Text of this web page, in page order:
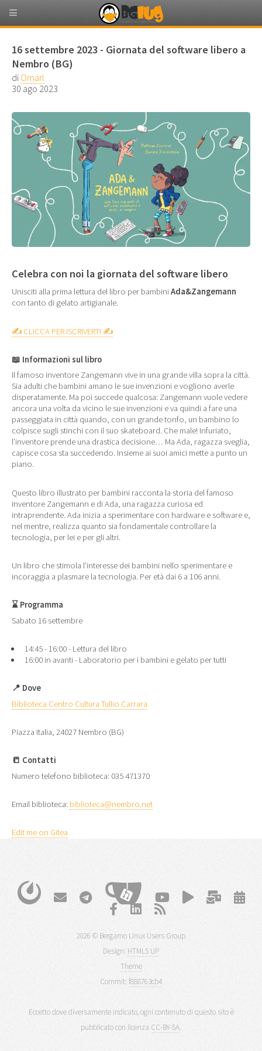
16 settembre 2023 - Giornata del software libero a
Nembro (BG)
di Omarl
30 ago 2023
Celebra con noi la giornata del software libero
Unisciti alla prima lettura del libro per bambiniAda&Zangemann
con tanto di gelato artigianale.
✍️ CLICCA PER ISCRIVERTI ✍️
📖 Informazioni sul libro
Il famoso inventore Zangemann vive in una grande villa sopra la città.
Sia adulti che bambini amano le sue invenzioni e vogliono averle
disperatamente. Ma poi succede qualcosa: Zangemann vuole vedere
ancora una volta da vicino le sue invenzioni e va quindi a fare una
passeggiata in città quando, con un grande tonfo, un bambino lo
colpisce sugli stinchi con il suo skateboard. Che male! Infuriato,
l’inventore prende una drastica decisione… Ma Ada, ragazza sveglia,
capisce cosa sta succedendo. Insieme ai suoi amici mette a punto un
piano.
Questo libro illustrato per bambini racconta la storia del famoso
inventore Zangemann e di Ada, una ragazza curiosa ed
intraprendente. Ada inizia a sperimentare con hardware e software e,
nel mentre, realizza quanto sia fondamentale controllare la
tecnologia, per lei e per gli altri.
Un libro che stimola l’interesse dei bambini nello sperimentare e
incoraggia a plasmare la tecnologia. Per età dai 6 a 106 anni.
⌛ Programma
Sabato 16 settembre
14:45 - 16:00 - Lettura del libro
16:00 in avanti - Laboratorio per i bambini e gelato per tutti
📍 Dove
Biblioteca Centro Cultura Tullio Carrara
Piazza Italia, 24027 Nembro (BG)
📒 Contatti
Numero telefono biblioteca: 035 471370
Email biblioteca: biblioteca@nembro.net
Edit me on Gitea
2026 © Bergamo Linux Users Group
Design: HTML5 UP
Theme
Commit: f888763cb4
Eccetto dove diversamente indicato, ogni contenuto di questo sito è
pubblicato con licenza CC-BY-SA.